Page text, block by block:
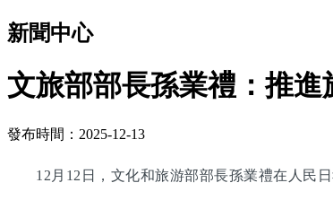
新聞中心
文旅部部長孫業禮：推
發布時間：2025-12-13
12月12日，文化和旅游部部長孫業禮在人民